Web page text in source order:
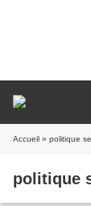
Accueil » politique
politique